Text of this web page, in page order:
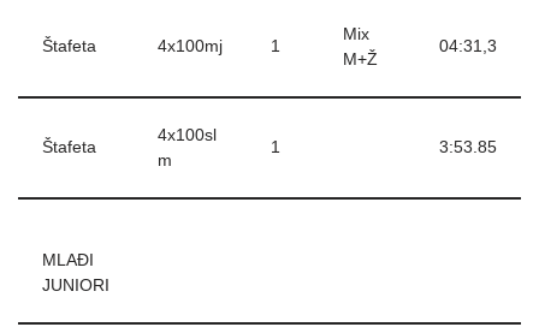
Štafeta 4x100mj 1
Mix
M+Ž
04:31,3
Štafeta
4x100sl
m
1 3:53.85
MLAĐI
JUNIORI